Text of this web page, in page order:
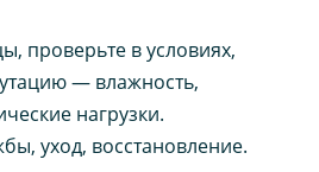
проверьте в условиях,
— влажность,
нагрузки.
уход, восстановление.